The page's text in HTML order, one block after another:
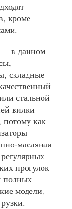
кроме
— в данном
складные
стальной
вилки
потому как
масляная
прогулок
полных
модели,